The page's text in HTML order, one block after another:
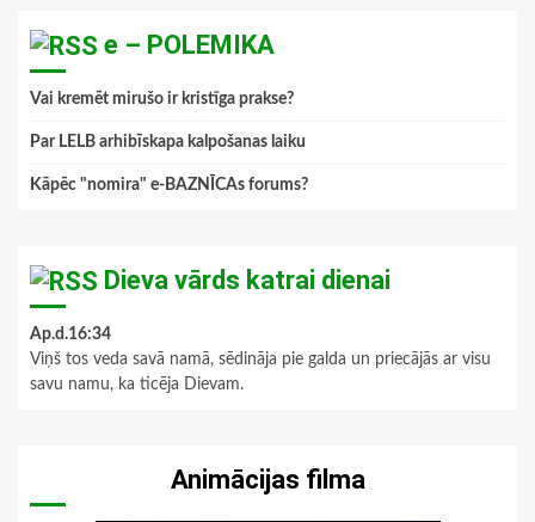
e – POLEMIKA
Vai kremēt mirušo ir kristīga prakse?
Par LELB arhibīskapa kalpošanas laiku
Kāpēc "nomira" e-BAZNĪCAs forums?
Dieva vārds katrai dienai
Ap.d.16:34
Viņš tos veda savā namā, sēdināja pie galda un priecājās ar visu
savu namu, ka ticēja Dievam.
Animācijas filma